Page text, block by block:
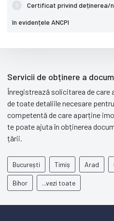
Certificat privind deținerea/
în evidențele ANCPI
Servicii de obținere a
Înregistrează solicitarea de care
de toate detaliile necesare
competentă de care aparține
te poate ajuta în obținerea
țării.
București Timiș Arad
Bihor ...vezi toate